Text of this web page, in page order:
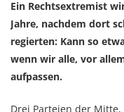
Ein Rechtsextremist
Jahre, nachdem dort
regierten: Kann so
wenn wir alle, vor
aufpassen.
Drei Parteien der